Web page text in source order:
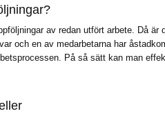
av redan utfört arbete. Då
och en av medarbetarna har
På så sätt kan man